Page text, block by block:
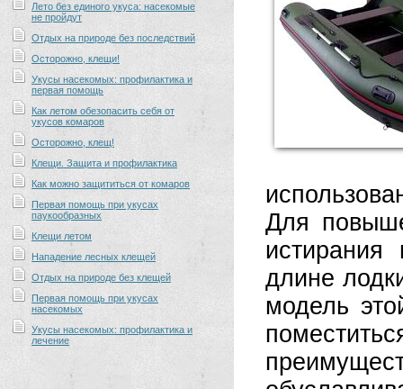
Лето без единого укуса: насекомые
не пройдут
Отдых на природе без последствий
Осторожно, клещи!
Укусы насекомых: профилактика и
первая помощь
Как летом обезопасить себя от
укусов комаров
Осторожно, клещ!
Клещи. Защита и профилактика
Как можно защититься от комаров
Первая помощь при укусах
паукообразных
Клещи летом
Нападение лесных клещей
Отдых на природе без клещей
Первая помощь при укусах
насекомых
Укусы насекомых: профилактика и
лечение
Для
истирания
длине
модель